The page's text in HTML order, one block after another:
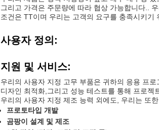
그리고 가격은 주문량에 따라 협상 가능합니다..
조건은 TT이며 우리는 고객의 요구를 충족시키기
사용자 정의:
지원 및 서비스:
우리의 사용자 지정 고무 부품은 귀하의 응용 프
디자인 최적화,그리고 성능 테스트를 통해 프로젝
우리의 사용자 지정 제조 능력 외에도, 우리는 또
프로토타입 개발
곰팡이 설계 및 제조